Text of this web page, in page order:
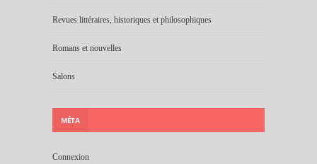
Revues littéraires, historiques et philosophiques
Romans et nouvelles
Salons
MÉTA
Connexion